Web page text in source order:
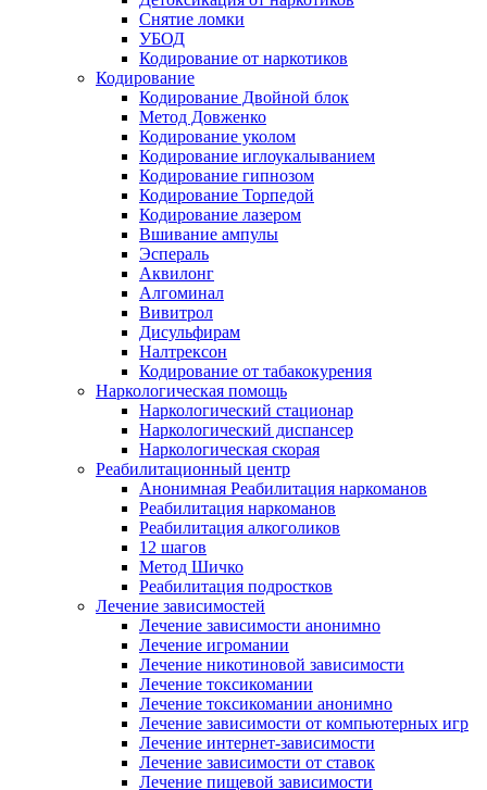
Снятие ломки
УБОД
Кодирование от наркотиков
Кодирование
Кодирование Двойной блок
Метод Довженко
Кодирование уколом
Кодирование иглоукалыванием
Кодирование гипнозом
Кодирование Торпедой
Кодирование лазером
Вшивание ампулы
Эспераль
Аквилонг
Алгоминал
Вивитрол
Дисульфирам
Налтрексон
Кодирование от табакокурения
Наркологическая помощь
Наркологический стационар
Наркологический диспансер
Наркологическая скорая
Реабилитационный центр
Анонимная Реабилитация наркоманов
Реабилитация наркоманов
Реабилитация алкоголиков
12 шагов
Метод Шичко
Реабилитация подростков
Лечение зависимостей
Лечение зависимости анонимно
Лечение игромании
Лечение никотиновой зависимости
Лечение токсикомании
Лечение токсикомании анонимно
Лечение зависимости от компьютерных игр
Лечение интернет-зависимости
Лечение зависимости от ставок
Лечение пищевой зависимости